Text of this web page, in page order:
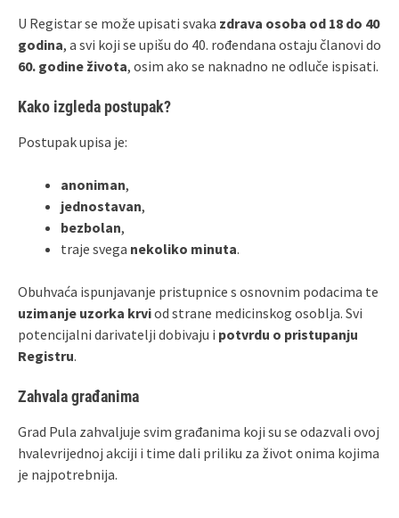
U Registar se može upisati svaka zdrava osoba od 18 do 40
godina, a svi koji se upišu do 40. rođendana ostaju članovi do
60. godine života, osim ako se naknadno ne odluče ispisati.
Kako izgleda postupak?
Postupak upisa je:
anoniman,
jednostavan,
bezbolan,
traje svega nekoliko minuta.
Obuhvaća ispunjavanje pristupnice s osnovnim podacima te
uzimanje uzorka krviod strane medicinskog osoblja. Svi
potencijalni darivatelji dobivaju i potvrdu o pristupanju
Registru.
Zahvala građanima
Grad Pula zahvaljuje svim građanima koji su se odazvali ovoj
hvalevrijednoj akciji i time dali priliku za život onima kojima
je najpotrebnija.